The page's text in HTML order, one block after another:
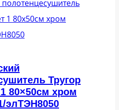
Тругор
80×50см хром
элТЭН8050